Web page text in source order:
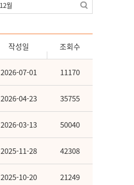
작성일 조회수
2026-07-01 11170
2026-04-23 35755
2026-03-13 50040
2025-11-28 42308
2025-10-20 21249